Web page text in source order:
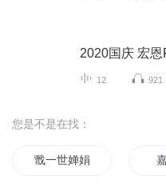
2020国庆 宏恩
12 921
您是不是在找：
戬一世婵娟